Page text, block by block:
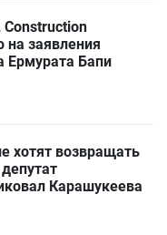
на заявления
Ермурата Бапи
хотят возвращать
Карашукеева